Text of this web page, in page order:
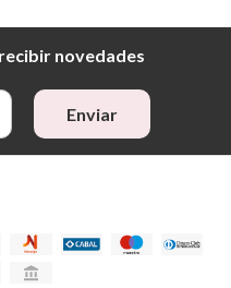
novedades
Enviar